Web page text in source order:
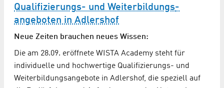
Qualifizierungs- und Weiterbildungs­
angeboten in Adlershof
Neue Zeiten brauchen neues Wissen:
Die am 28.09. eröffnete WISTA Academy steht für
individuelle und hochwertige Qualifizierungs- und
Weiterbildungsangebote in Adlershof, die speziell auf